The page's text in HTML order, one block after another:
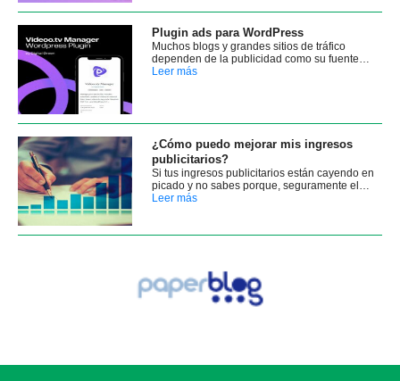
Plugin ads para WordPress
Muchos blogs y grandes sitios de tráfico
dependen de la publicidad como su fuente…
Leer más
¿Cómo puedo mejorar mis ingresos
publicitarios?
Si tus ingresos publicitarios están cayendo en
picado y no sabes porque, seguramente el…
Leer más